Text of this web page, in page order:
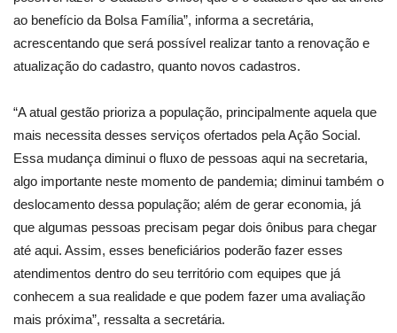
ao benefício da Bolsa Família”, informa a secretária,
acrescentando que será possível realizar tanto a renovação e
atualização do cadastro, quanto novos cadastros.
“A atual gestão prioriza a população, principalmente aquela que
mais necessita desses serviços ofertados pela Ação Social.
Essa mudança diminui o fluxo de pessoas aqui na secretaria,
algo importante neste momento de pandemia; diminui também o
deslocamento dessa população; além de gerar economia, já
que algumas pessoas precisam pegar dois ônibus para chegar
até aqui. Assim, esses beneficiários poderão fazer esses
atendimentos dentro do seu território com equipes que já
conhecem a sua realidade e que podem fazer uma avaliação
mais próxima”, ressalta a secretária.